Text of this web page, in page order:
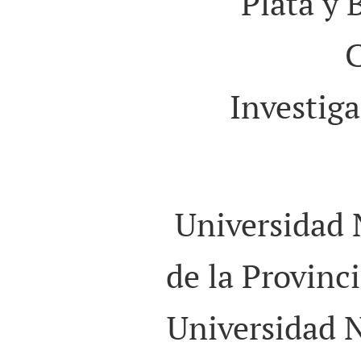
Universidad
de la
Universidad